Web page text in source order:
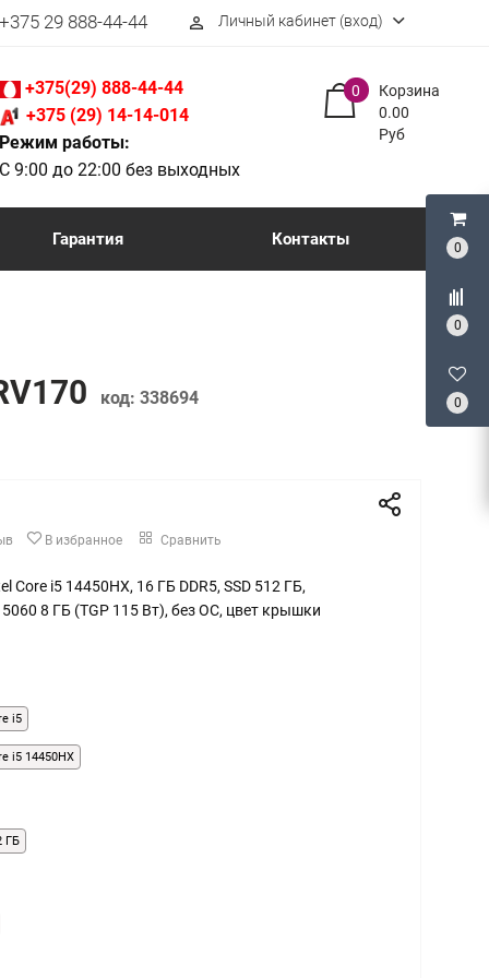
0
0
0
29 888-44-44 perm_identity Личный кабинет (вход)
+375(29) 888-44-44
+375 (29) 14-14-014
Режим работы:
С 9:00 до 22:00 без выходных
Корзина
0
0.00
Руб
Гарантия Контакты
код: 338694
В избранное Сравнить
Core i5 14450HX, 16 ГБ DDR5, SSD 512 ГБ,
5060 8 ГБ (TGP 115 Вт), без ОС, цвет крышки
i5
i5 14450HX
ГБ